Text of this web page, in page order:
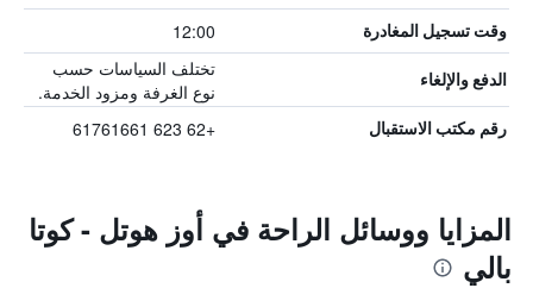
وقت تسجيل المغادرة 12:00
الدفع والإلغاء
تختلف السياسات حسب
نوع الغرفة ومزود الخدمة.
رقم مكتب الاستقبال +62 623 61761661
المزايا ووسائل الراحة في أوز هوتل - كوتا
بالي